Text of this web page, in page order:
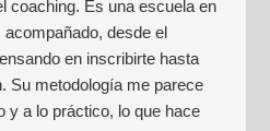
coaching. Es una escuela en
desde el
en inscribirte hasta
Su metodología me parece
y a lo práctico, lo que hace